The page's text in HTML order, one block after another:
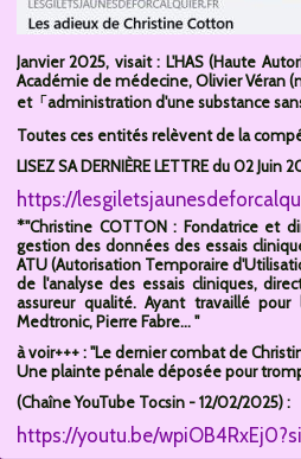
Janvier 2025, visait : L'HAS (Haute
Académie de médecine, Olivier Véran
et「administration d'une substance
Toutes ces entités relèvent de la
LISEZ SA DERNIÈRE LETTRE du 02 Juin
https://
*"Christine COTTON : Fondatrice et
gestion des données des essais
ATU (Autorisation Temporaire
de l'analyse des essais cliniques,
assureur qualité. Ayant travaillé pour
Medtronic, Pierre Fabre... "
à voir+++ : "Le dernier combat de
Une plainte pénale déposée pour
(Chaîne YouTube Tocsin - 12/02/2025) :
https://youtu.be/